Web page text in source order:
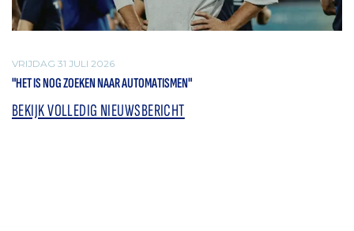
VRIJDAG 31 JULI 2026
"HET IS NOG ZOEKEN NAAR AUTOMATISMEN"
BEKIJK VOLLEDIG NIEUWSBERICHT